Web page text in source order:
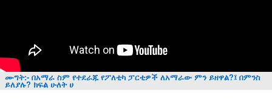
ሙግት:- በአማራ ስም የተደራጁ የፖለቲካ ፓርቲዎች ለአማራው ምን ይዘዋል?፤ በምንስ
ይለያሉ? ክፍል ሁለት ሀ